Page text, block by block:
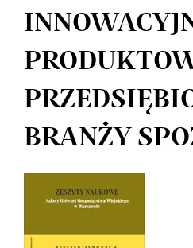
BRANŻY
Article
Sidebar